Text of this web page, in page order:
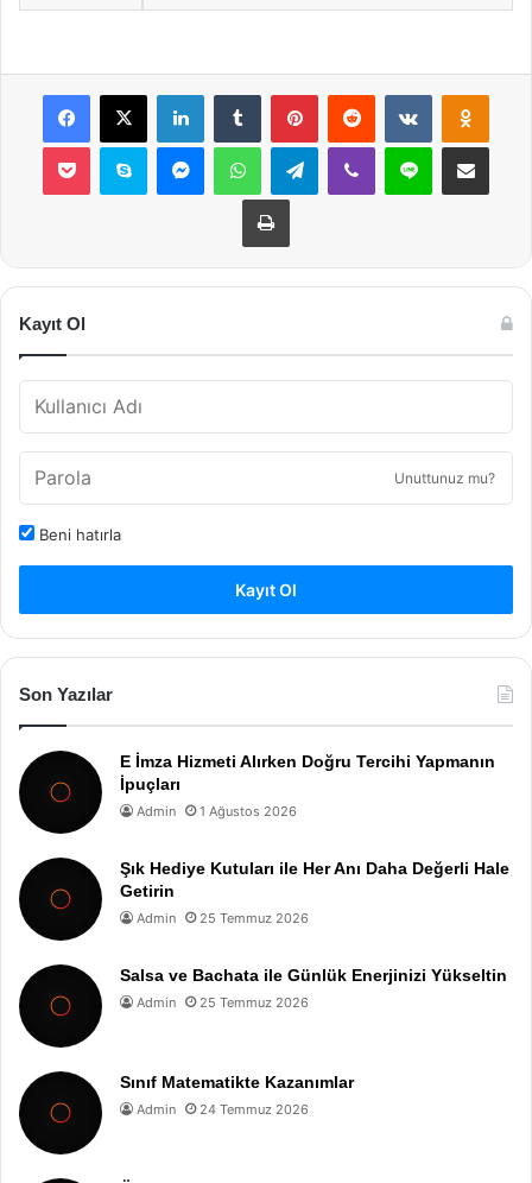
Facebook
X LinkedInTumblr PinterestReddit VKontakte
Pocket Skype MessengerWhatsAppTelegramViber Line E-Posta ile
Yazdır
Kayıt Ol
Unuttunuz mu?
Beni hatırla
Kayıt Ol
Son Yazılar
E İmza Hizmeti Alırken Doğru Tercihi Yapmanın
İpuçları
Admin 1 Ağustos 2026
Şık Hediye Kutuları ile Her Anı Daha Değerli Hale
Getirin
Admin 25 Temmuz 2026
Salsa ve Bachata ile Günlük Enerjinizi Yükseltin
Admin 25 Temmuz 2026
Sınıf Matematikte Kazanımlar
Admin 24 Temmuz 2026